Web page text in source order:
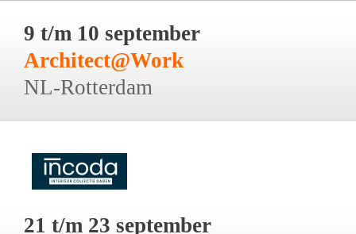
9 t/m 10 september
Architect@Work
NL-Rotterdam
21 t/m 23 september